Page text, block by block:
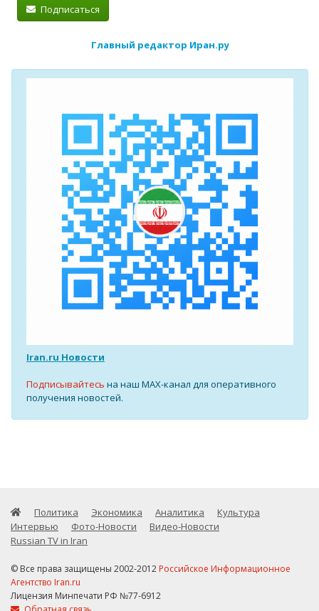
Подписаться
Главный редактор Иран.ру
Iran.ru Новости
Подписывайтесь на наш MAX-канал для оперативного
получения новостей.
Политика Экономика Аналитика
Культура
Интервью
Фото-Новости
Видео-Новости
Russian TV in Iran
© Все права защищены 2002-2012 Российское Информационное
Агентство Iran.ru
Лицензия Минпечати РФ №77-6912